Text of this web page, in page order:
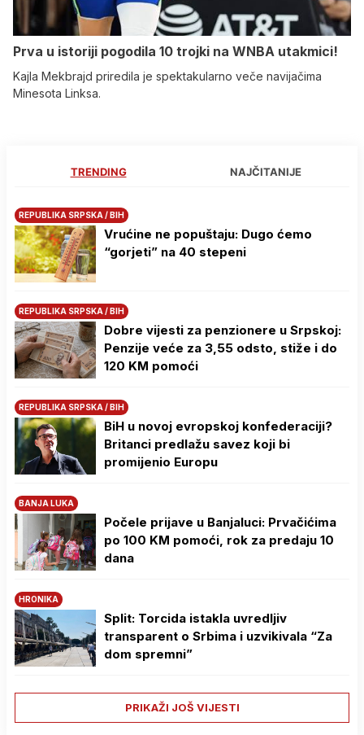
Prva u istoriji pogodila 10 trojki na WNBA utakmici!
Kajla Mekbrajd priredila je spektakularno veče navijačima
Minesota Linksa.
TRENDING NAJČITANIJE
REPUBLIKA SRPSKA / BIH
Vrućine ne popuštaju: Dugo ćemo
“gorjeti” na 40 stepeni
REPUBLIKA SRPSKA / BIH
Dobre vijesti za penzionere u Srpskoj:
Penzije veće za 3,55 odsto, stiže i do
120 KM pomoći
REPUBLIKA SRPSKA / BIH
BiH u novoj evropskoj konfederaciji?
Britanci predlažu savez koji bi
promijenio Europu
BANJA LUKA
Počele prijave u Banjaluci: Prvačićima
po 100 KM pomoći, rok za predaju 10
dana
HRONIKA
Split: Torcida istakla uvredljiv
transparent o Srbima i uzvikivala “Za
dom spremni”
PRIKAŽI JOŠ VIJESTI